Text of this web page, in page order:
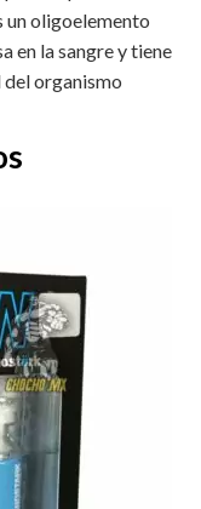
un oligoelemento
en la sangre y tiene
del organismo